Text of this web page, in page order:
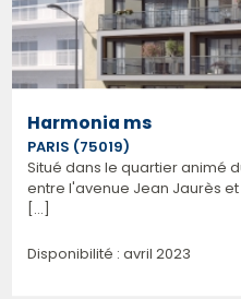
Harmonia ms
PARIS (75019)
Situé dans le quartier animé
entre l'avenue Jean Jaurès
[...]
Disponibilité : avril 2023